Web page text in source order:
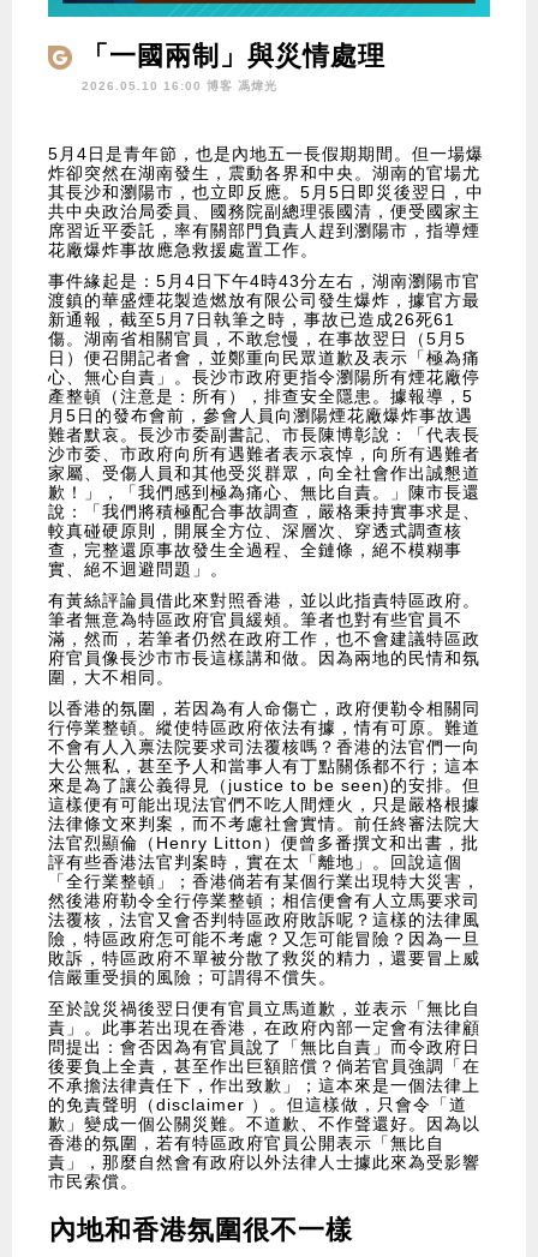
「一國兩制」與災情處理
2026.05.10 16:00 博客 馮煒光
5月4日是青年節，也是內地五一長假期期間。但一場爆
炸卻突然在湖南發生，震動各界和中央。湖南的官場尤
其長沙和瀏陽市，也立即反應。5月5日即災後翌日，中
共中央政治局委員、國務院副總理張國清，便受國家主
席習近平委託，率有關部門負責人趕到瀏陽市，指導煙
花廠爆炸事故應急救援處置工作。
事件緣起是：5月4日下午4時43分左右，湖南瀏陽市官
渡鎮的華盛煙花製造燃放有限公司發生爆炸，據官方最
新通報，截至5月7日執筆之時，事故已造成26死61
傷。湖南省相關官員，不敢怠慢，在事故翌日（5月5
日）便召開記者會，並鄭重向民眾道歉及表示「極為痛
心、無心自責」。長沙市政府更指令瀏陽所有煙花廠停
產整頓（注意是：所有），排查安全隱患。據報導，5
月5日的發布會前，參會人員向瀏陽煙花廠爆炸事故遇
難者默哀。長沙市委副書記、市長陳博彰說：「代表長
沙市委、市政府向所有遇難者表示哀悼，向所有遇難者
家屬、受傷人員和其他受災群眾，向全社會作出誠懇道
歉！」，「我們感到極為痛心、無比自責。」陳市長還
說：「我們將積極配合事故調查，嚴格秉持實事求是、
較真碰硬原則，開展全方位、深層次、穿透式調查核
查，完整還原事故發生全過程、全鏈條，絕不模糊事
實、絕不迴避問題」。
有黃絲評論員借此來對照香港，並以此指責特區政府。
筆者無意為特區政府官員緩頰。筆者也對有些官員不
滿，然而，若筆者仍然在政府工作，也不會建議特區政
府官員像長沙市市長這樣講和做。因為兩地的民情和氛
圍，大不相同。
以香港的氛圍，若因為有人命傷亡，政府便勒令相關同
行停業整頓。縱使特區政府依法有據，情有可原。難道
不會有人入禀法院要求司法覆核嗎？香港的法官們一向
大公無私，甚至予人和當事人有丁點關係都不行；這本
來是為了讓公義得見（justice to be seen)的安排。但
這樣便有可能出現法官們不吃人間煙火，只是嚴格根據
法律條文來判案，而不考慮社會實情。前任終審法院大
法官烈顯倫（Henry Litton）便曾多番撰文和出書，批
評有些香港法官判案時，實在太「離地」。回說這個
「全行業整頓」；香港倘若有某個行業出現特大災害，
然後港府勒令全行停業整頓；相信便會有人立馬要求司
法覆核，法官又會否判特區政府敗訴呢？這樣的法律風
險，特區政府怎可能不考慮？又怎可能冒險？因為一旦
敗訴，特區政府不單被分散了救災的精力，還要冒上威
信嚴重受損的風險；可謂得不償失。
至於說災禍後翌日便有官員立馬道歉，並表示「無比自
責」。此事若出現在香港，在政府內部一定會有法律顧
問提出：會否因為有官員說了「無比自責」而令政府日
後要負上全責，甚至作出巨額賠償？倘若官員強調「在
不承擔法律責任下，作出致歉」；這本來是一個法律上
的免責聲明（disclaimer ）。但這樣做，只會令「道
歉」變成一個公關災難。不道歉、不作聲還好。因為以
香港的氛圍，若有特區政府官員公開表示「無比自
責」，那麼自然會有政府以外法律人士據此來為受影響
市民索償。
內地和香港氛圍很不一樣